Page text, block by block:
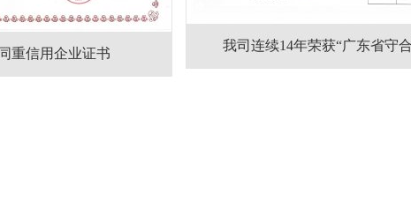
重信用企业证书
我司连续14年荣获“广东省守